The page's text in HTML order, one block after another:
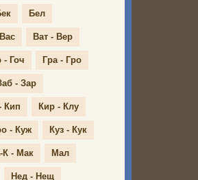
Бел
Ват - Вер
- Гоч Гра - Гро
- Зар
Кип Кир - Клу
- Куж Куз - Кук
К - Мак Мал
Нед - Нещ